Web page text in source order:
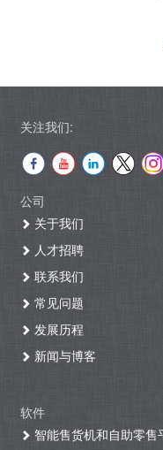
关注我们:
公司
关于我们
人才招聘
联系我们
常见问题
发展历程
新闻与博客
软件
智能售货机和自助零售